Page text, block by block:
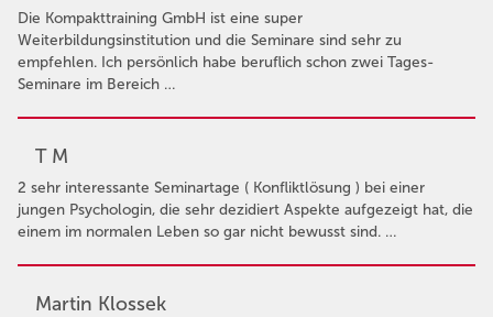
Die Kompakttraining GmbH ist eine super
Weiterbildungsinstitution und die Seminare sind sehr zu
empfehlen. Ich persönlich habe beruflich schon zwei Tages-
Seminare im Bereich …
T M
2 sehr interessante Seminartage ( Konfliktlösung ) bei einer
jungen Psychologin, die sehr dezidiert Aspekte aufgezeigt hat, die
einem im normalen Leben so gar nicht bewusst sind. …
Martin Klossek